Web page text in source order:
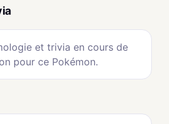
et trivia en cours de
pour ce Pokémon.